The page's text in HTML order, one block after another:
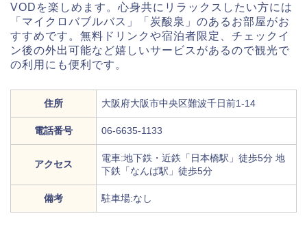
VODを楽しめます。心身共にリラックスしたい方には
「マイクロバブルバス」「炭酸泉」のあるお部屋がお
すすめです。無料ドリンクや宿泊者限定、チェックイ
ン後の外出可能など嬉しいサービスがあるので観光で
の利用にも便利です。
住所 大阪府大阪市中央区難波千日前1-14
電話番号 06-6635-1133
アクセス
電車:地下鉄・近鉄「日本橋駅」徒歩5分 地
下鉄「なんば駅」徒歩5分
備考 駐車場:なし